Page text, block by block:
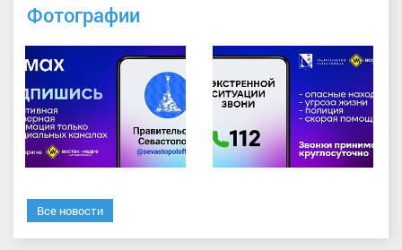
Фотографии
Все новости